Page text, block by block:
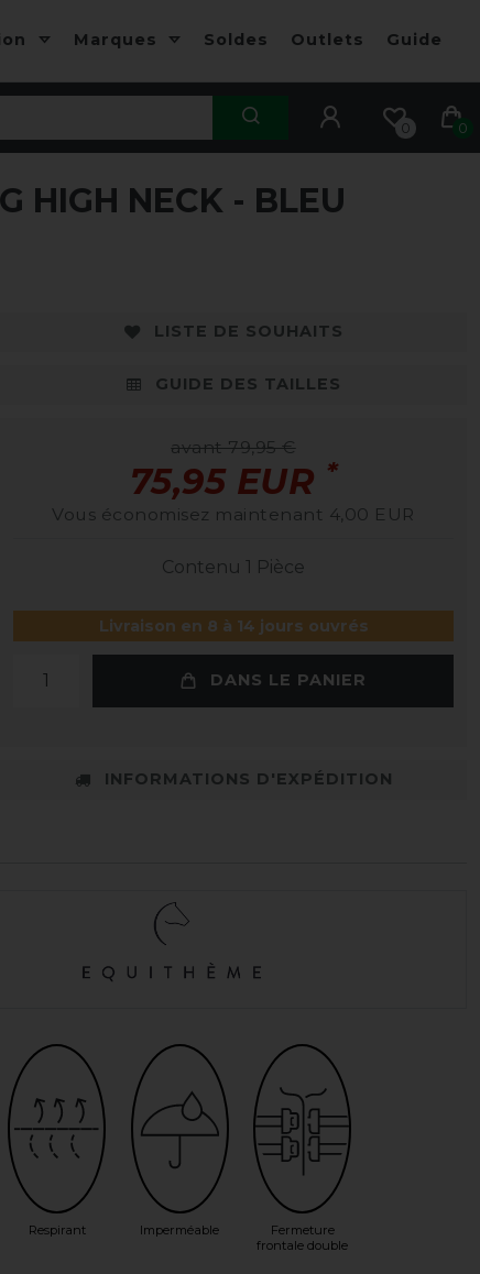
Marques Soldes Outlets Guide
0 0
HIGH NECK - BLEU
LISTE DE SOUHAITS
GUIDE DES TAILLES
avant 79,95 €
75,95 EUR *
Vous économisez maintenant 4,00 EUR
Contenu 1 Pièce
Livraison en 8 à 14 jours ouvrés
DANS LE PANIER
INFORMATIONS D'EXPÉDITION
Respirant Imperméable
Fermeture
frontale double